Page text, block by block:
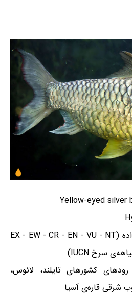
گونه‌ی دارای کمبود داده (EX - EW - CR - EN - VU - NT
کشورهای تایلند، لائوس،
شرقی قاره‌ی آسیا